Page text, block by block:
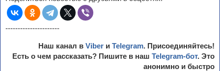
----------------------
Наш канал в Viber и Telegram. Присоединяйтесь!
Есть о чем рассказать? Пишите в наш Telegram-бот. Это
анонимно и быстро